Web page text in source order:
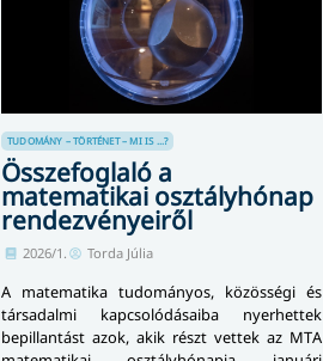
TUDOMÁNY – TÖRTÉNET – MI IS ...?
Összefoglaló a
matematikai osztályhónap
rendezvényeiről
2026/1. Torda Júlia
A matematika tudományos, közösségi és
társadalmi kapcsolódásaiba nyerhettek
bepillantást azok, akik részt vettek az MTA